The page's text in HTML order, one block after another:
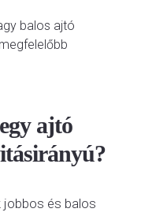
balos ajtó
ajtó
jobbos és balos